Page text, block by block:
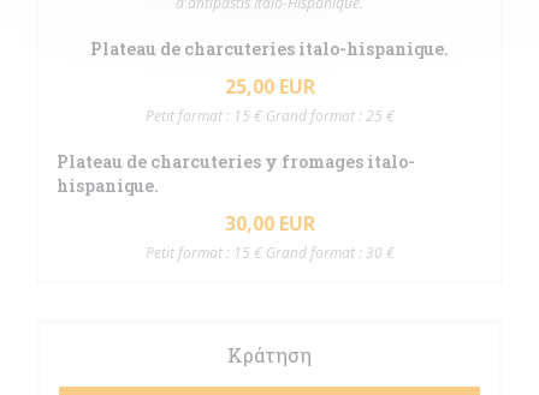
Plateau de charcuteries italo-hispanique.
25,00 EUR
Petit format : 15 € Grand format : 25 €
Plateau de charcuteries y fromages italo-
hispanique.
30,00 EUR
Petit format : 15 € Grand format : 30 €
Κράτηση